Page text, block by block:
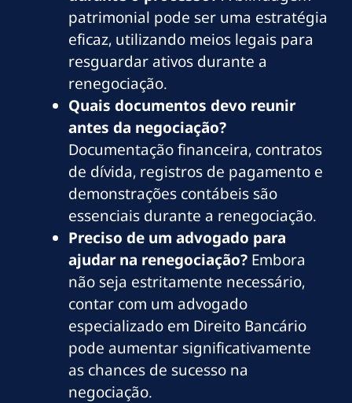
patrimonial pode ser uma estratégia
eficaz, utilizando meios legais para
resguardar ativos durante a
renegociação.
Quais documentos devo reunir
antes da negociação?
Documentação financeira, contratos
de dívida, registros de pagamento e
demonstrações contábeis são
essenciais durante a renegociação.
Preciso de um advogado para
ajudar na renegociação? Embora
não seja estritamente necessário,
contar com um advogado
especializado em Direito Bancário
pode aumentar significativamente
as chances de sucesso na
negociação.